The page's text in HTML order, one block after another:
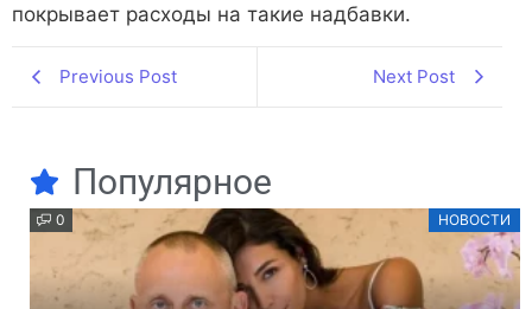
покрывает расходы на такие надбавки.
Previous Post Next Post
Популярное
0 НОВОСТИ